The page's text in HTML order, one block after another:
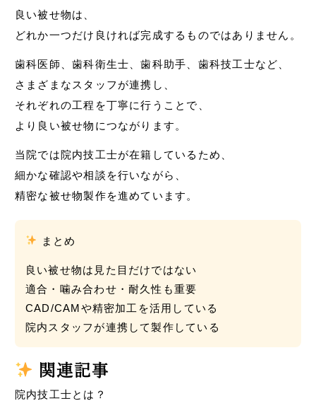
良い被せ物は、
どれか一つだけ良ければ完成するものではありません。
歯科医師、歯科衛生士、歯科助手、歯科技工士など、
さまざまなスタッフが連携し、
それぞれの工程を丁寧に行うことで、
より良い被せ物につながります。
当院では院内技工士が在籍しているため、
細かな確認や相談を行いながら、
精密な被せ物製作を進めています。
まとめ
良い被せ物は見た目だけではない
適合・噛み合わせ・耐久性も重要
CAD/CAMや精密加工を活用している
院内スタッフが連携して製作している
関連記事
院内技工士とは？